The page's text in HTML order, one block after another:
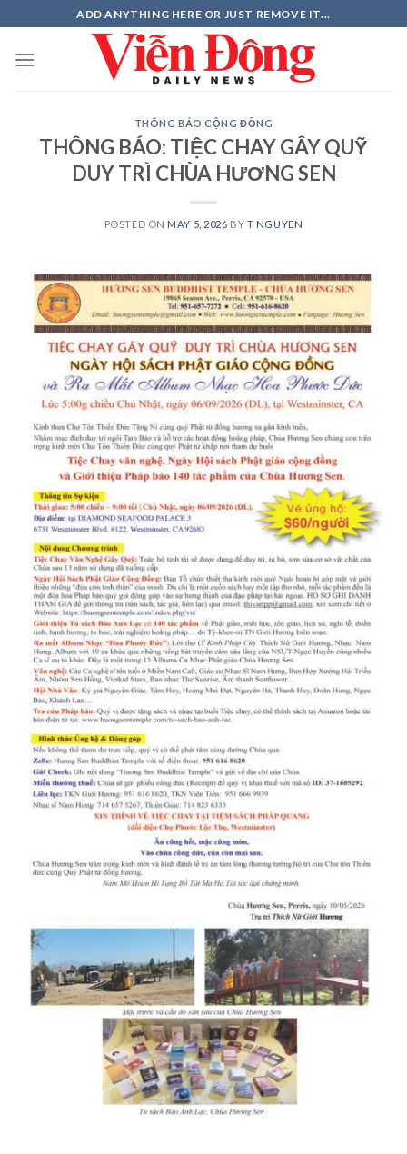
to
content
ADD ANYTHING HERE OR JUST REMOVE IT...
THÔNG BÁO CỘNG ĐỒNG
THÔNG BÁO: TIỆC CHAY GÂY QUỸ
DUY TRÌ CHÙA HƯƠNG SEN
POSTED ON MAY 5, 2026 BY T NGUYEN